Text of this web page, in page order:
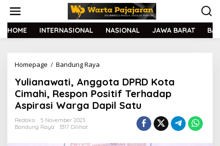
t
HOME INTERNASIONAL NASIONAL JAWA BARAT
Homepage / Bandung Raya
l
i
a
n
t
Yulianawati, Anggota DPRD Kota
Cimahi, Respon Positif Terhadap
Aspirasi Warga Dapil Satu
Redaksi
5 November 2023
Bandung Raya
3317 Dilihat